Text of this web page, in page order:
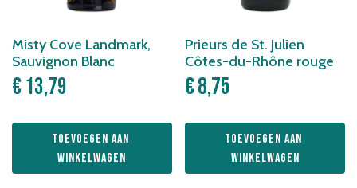
Misty Cove Landmark,
Sauvignon Blanc
€13,79
Toevoegen aan
winkelwagen
Prieurs de St. Julien
Côtes-du-Rhône rouge
€8,75
Toevoegen aan
winkelwagen